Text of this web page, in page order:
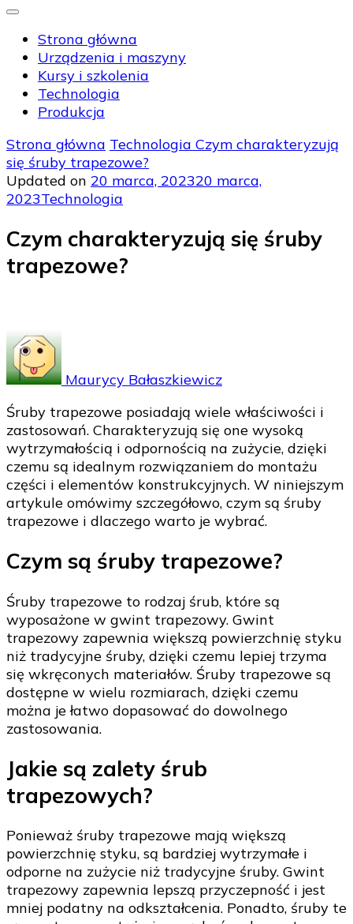
Strona główna
Urządzenia i maszyny
Kursy i szkolenia
Technologia
Produkcja
Strona główna Technologia Czym charakteryzują
się śruby trapezowe?
Updated on 20 marca, 202320 marca,
2023Technologia
Czym charakteryzują się śruby
trapezowe?
Maurycy Bałaszkiewicz
Śruby trapezowe posiadają wiele właściwości i
zastosowań. Charakteryzują się one wysoką
wytrzymałością i odpornością na zużycie, dzięki
czemu są idealnym rozwiązaniem do montażu
części i elementów konstrukcyjnych. W niniejszym
artykule omówimy szczegółowo, czym są śruby
trapezowe i dlaczego warto je wybrać.
Czym są śruby trapezowe?
Śruby trapezowe to rodzaj śrub, które są
wyposażone w gwint trapezowy. Gwint
trapezowy zapewnia większą powierzchnię styku
niż tradycyjne śruby, dzięki czemu lepiej trzyma
się wkręconych materiałów. Śruby trapezowe są
dostępne w wielu rozmiarach, dzięki czemu
można je łatwo dopasować do dowolnego
zastosowania.
Jakie są zalety śrub
trapezowych?
Ponieważ śruby trapezowe mają większą
powierzchnię styku, są bardziej wytrzymałe i
odporne na zużycie niż tradycyjne śruby. Gwint
trapezowy zapewnia lepszą przyczepność i jest
mniej podatny na odkształcenia. Ponadto, śruby te